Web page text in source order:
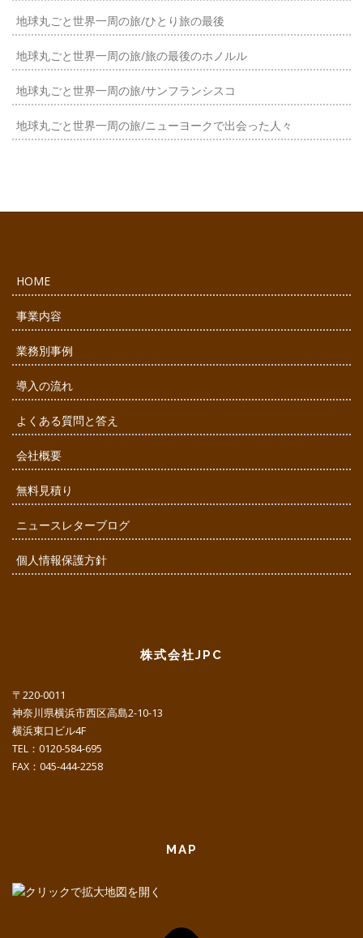
地球丸ごと世界一周の旅/ひとり旅の最後
地球丸ごと世界一周の旅/旅の最後のホノルル
地球丸ごと世界一周の旅/サンフランシスコ
地球丸ごと世界一周の旅/ニューヨークで出会った人々
HOME
事業内容
業務別事例
導入の流れ
よくある質問と答え
会社概要
無料見積り
ニュースレターブログ
個人情報保護方針
株式会社JPC
〒220-0011
神奈川県横浜市西区高島2-10-13
横浜東口ビル4F
TEL：0120-584-695
FAX：045-444-2258
MAP